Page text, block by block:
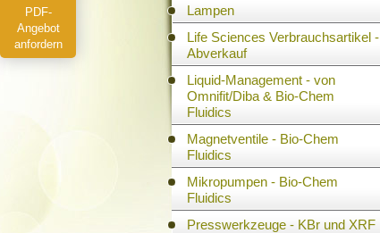
Lampen
Life Sciences Verbrauchsartikel -
Abverkauf
Liquid-Management - von
Omnifit/Diba & Bio-Chem
Fluidics
Magnetventile - Bio-Chem
Fluidics
Mikropumpen - Bio-Chem
Fluidics
Presswerkzeuge - KBr und XRF
PDF-
Angebot
anfordern